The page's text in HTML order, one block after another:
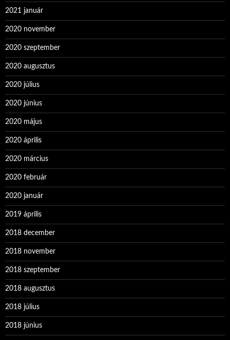
2021 január
2020 november
2020 szeptember
2020 augusztus
2020 július
2020 június
2020 május
2020 április
2020 március
2020 február
2020 január
2019 április
2018 december
2018 november
2018 szeptember
2018 augusztus
2018 július
2018 június